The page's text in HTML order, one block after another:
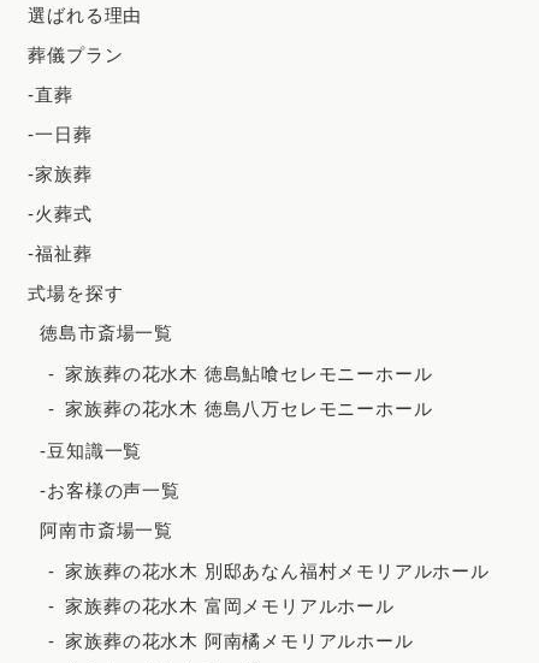
2024年5月
2024年2月
2023年12月
2023年11月
2023年10月
2023年9月
2023年8月
2023年7月
2023年6月
2023年3月
2023年2月
選ばれる理由
葬儀プラン
-直葬
-一日葬
-家族葬
-火葬式
-福祉葬
式場を探す
徳島市斎場一覧
家族葬の花水木 徳島鮎喰セレモニーホール
家族葬の花水木 徳島八万セレモニーホール
-豆知識一覧
-お客様の声一覧
阿南市斎場一覧
家族葬の花水木 別邸あなん福村メモリアルホール
家族葬の花水木 富岡メモリアルホール
家族葬の花水木 阿南橘メモリアルホール